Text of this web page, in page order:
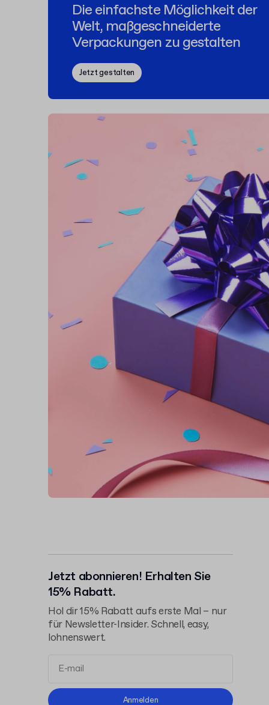
Die einfachste Möglichkeit der
Welt, maßgeschneiderte
Verpackungen zu gestalten
Jetzt gestalten
Jetzt abonnieren! Erhalten Sie
15% Rabatt.
Hol dir 15% Rabatt aufs erste Mal – nur
für Newsletter-Insider. Schnell, easy,
lohnenswert.
Anmelden